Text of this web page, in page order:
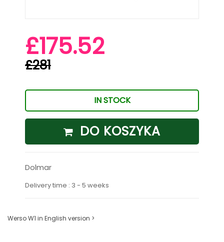
£175.52
£281
IN STOCK
DO KOSZYKA
Dolmar
Delivery time : 3 - 5 weeks
Werso W1 in English version >